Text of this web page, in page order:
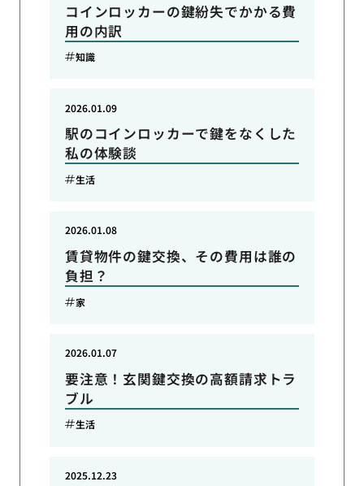
コインロッカーの鍵紛失でかかる費
用の内訳
知識
駅のコインロッカーで鍵をなくした
私の体験談
2026.01.09
生活
賃貸物件の鍵交換、その費用は誰の
負担？
2026.01.08
家
要注意！玄関鍵交換の高額請求トラ
ブル
2026.01.07
生活
2025.12.23